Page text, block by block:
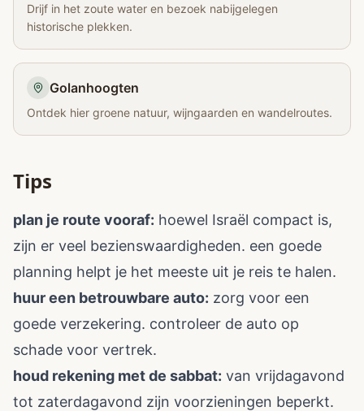
Drijf in het zoute water en bezoek nabijgelegen
historische plekken.
Golanhoogten
Ontdek hier groene natuur, wijngaarden en wandelroutes.
Tips
plan je route vooraf: hoewel Israël compact is,
zijn er veel bezienswaardigheden. een goede
planning helpt je het meeste uit je reis te halen.
huur een betrouwbare auto: zorg voor een
goede verzekering. controleer de auto op
schade voor vertrek.
houd rekening met de sabbat: van vrijdagavond
tot zaterdagavond zijn voorzieningen beperkt.